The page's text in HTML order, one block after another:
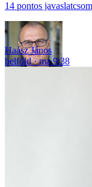
14 pontos
Haász János
belföld
ma 9:38